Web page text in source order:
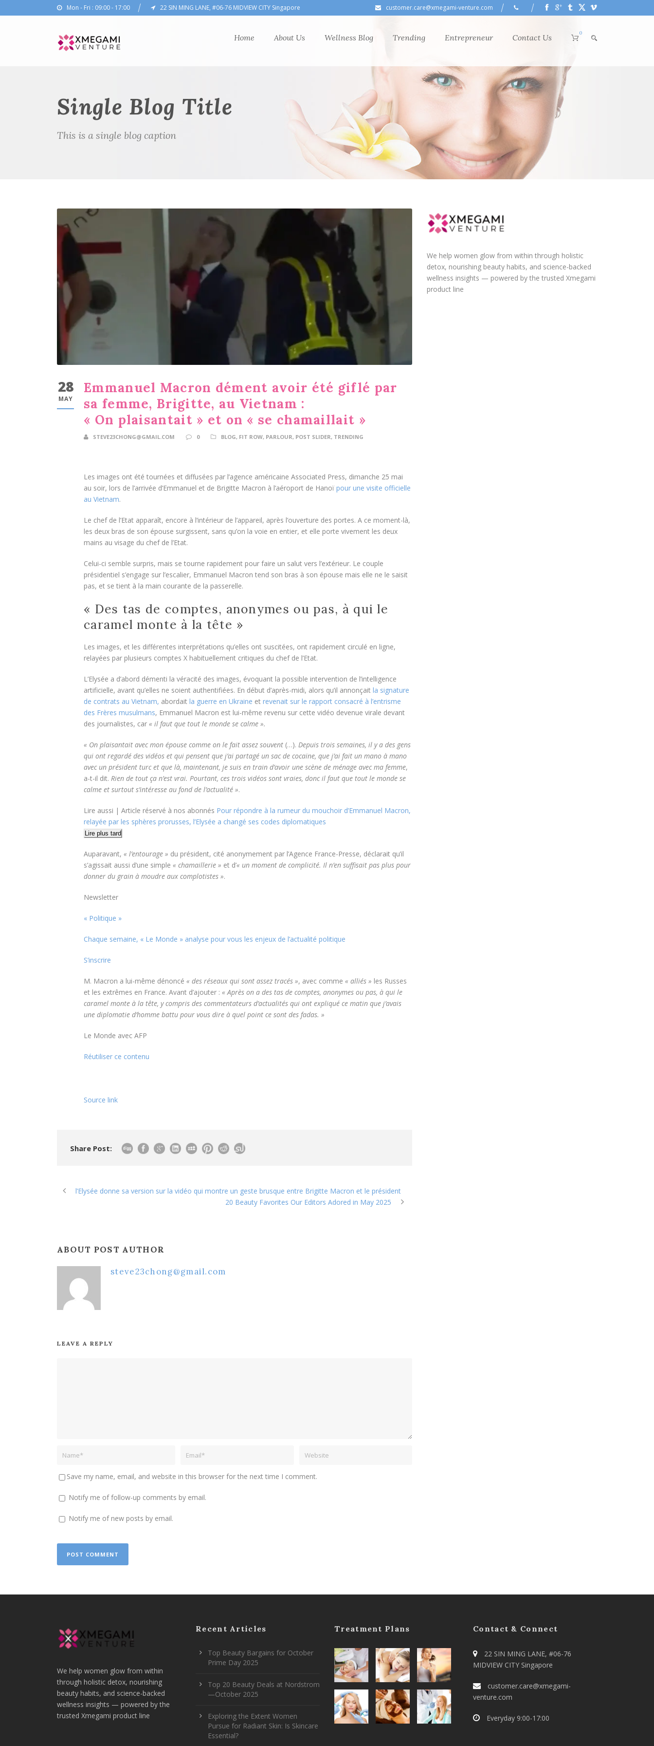
Mon - Fri : 09:00 - 17:00 22 SIN MING LANE, #06-76 MIDVIEW CITY Singapore customer.care@xmegami-venture.com
Home About Us Wellness Blog Trending Entrepreneur Contact Us 0
Single Blog Title
This is a single blog caption
28
MAY
Emmanuel Macron dément avoir été giflé par
sa femme, Brigitte, au Vietnam :
« On plaisantait » et on « se chamaillait »
STEVE23CHONG@GMAIL.COM 0 BLOG, FIT ROW, PARLOUR, POST SLIDER, TRENDING
Les images ont été tournées et diffusées par l’agence américaine Associated Press, dimanche 25 mai
au soir, lors de l’arrivée d’Emmanuel et de Brigitte Macron à l’aéroport de Hanoï pour une visite officielle
au Vietnam.
Le chef de l’Etat apparaît, encore à l’intérieur de l’appareil, après l’ouverture des portes. A ce moment-là,
les deux bras de son épouse surgissent, sans qu’on la voie en entier, et elle porte vivement les deux
mains au visage du chef de l’Etat.
Celui-ci semble surpris, mais se tourne rapidement pour faire un salut vers l’extérieur. Le couple
présidentiel s’engage sur l’escalier, Emmanuel Macron tend son bras à son épouse mais elle ne le saisit
pas, et se tient à la main courante de la passerelle.
« Des tas de comptes, anonymes ou pas, à qui le
caramel monte à la tête »
Les images, et les différentes interprétations qu’elles ont suscitées, ont rapidement circulé en ligne,
relayées par plusieurs comptes X habituellement critiques du chef de l’Etat.
L’Elysée a d’abord démenti la véracité des images, évoquant la possible intervention de l’intelligence
artificielle, avant qu’elles ne soient authentifiées. En début d’après-midi, alors qu’il annonçait la signature
de contrats au Vietnam, abordait la guerre en Ukraine et revenait sur le rapport consacré à l’entrisme
des Frères musulmans, Emmanuel Macron est lui-même revenu sur cette vidéo devenue virale devant
des journalistes, car « il faut que tout le monde se calme ».
« On plaisantait avec mon épouse comme on le fait assez souvent (…). Depuis trois semaines, il y a des gens
qui ont regardé des vidéos et qui pensent que j’ai partagé un sac de cocaïne, que j’ai fait un mano à mano
avec un président turc et que là, maintenant, je suis en train d’avoir une scène de ménage avec ma femme,
a-t-il dit. Rien de tout ça n’est vrai. Pourtant, ces trois vidéos sont vraies, donc il faut que tout le monde se
calme et surtout s’intéresse au fond de l’actualité ».
Lire aussi | Article réservé à nos abonnés Pour répondre à la rumeur du mouchoir d’Emmanuel Macron,
relayée par les sphères prorusses, l’Elysée a changé ses codes diplomatiques
Lire plus tard
Auparavant, « l’entourage » du président, cité anonymement par l’Agence France-Presse, déclarait qu’il
s’agissait aussi d’une simple « chamaillerie » et d’« un moment de complicité. Il n’en suffisait pas plus pour
donner du grain à moudre aux complotistes ».
Newsletter
« Politique »
Chaque semaine, « Le Monde » analyse pour vous les enjeux de l’actualité politique
S’inscrire
M. Macron a lui-même dénoncé « des réseaux qui sont assez tracés », avec comme « alliés » les Russes
et les extrêmes en France. Avant d’ajouter : « Après on a des tas de comptes, anonymes ou pas, à qui le
caramel monte à la tête, y compris des commentateurs d’actualités qui ont expliqué ce matin que j’avais
une diplomatie d’homme battu pour vous dire à quel point ce sont des fadas. »
Le Monde avec AFP
Réutiliser ce contenu
Source link
Share Post:
l’Elysée donne sa version sur la vidéo qui montre un geste brusque entre Brigitte Macron et le président
20 Beauty Favorites Our Editors Adored in May 2025
ABOUT POST AUTHOR
steve23chong@gmail.com
LEAVE A REPLY
Save my name, email, and website in this browser for the next time I comment.
Notify me of follow-up comments by email.
Notify me of new posts by email.
We help women glow from within through holistic
detox, nourishing beauty habits, and science-backed
wellness insights — powered by the trusted Xmegami
product line
We help women glow from within
through holistic detox, nourishing
beauty habits, and science-backed
wellness insights — powered by the
trusted Xmegami product line
Recent Articles
Top Beauty Bargains for October
Prime Day 2025
Top 20 Beauty Deals at Nordstrom
—October 2025
Exploring the Extent Women
Pursue for Radiant Skin: Is Skincare
Essential?
Treatment Plans Contact & Connect
22 SIN MING LANE, #06-76
MIDVIEW CITY Singapore
customer.care@xmegami-
venture.com
Everyday 9:00-17:00